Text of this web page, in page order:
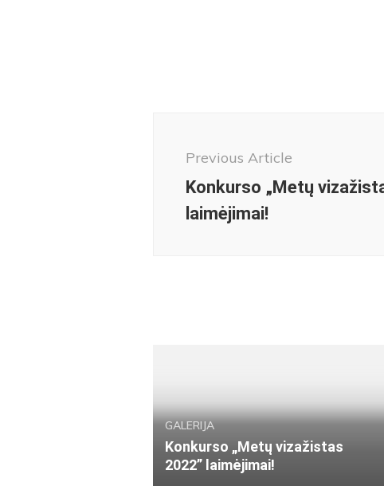
Navigation
Previous Article
Konkurso „Metų
laimėjimai!
GALERIJA
Konkurso „Metų vizažistas
2022” laimėjimai!